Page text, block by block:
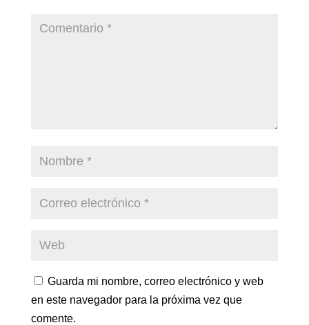
Guarda mi nombre, correo electrónico y web
en este navegador para la próxima vez que
comente.